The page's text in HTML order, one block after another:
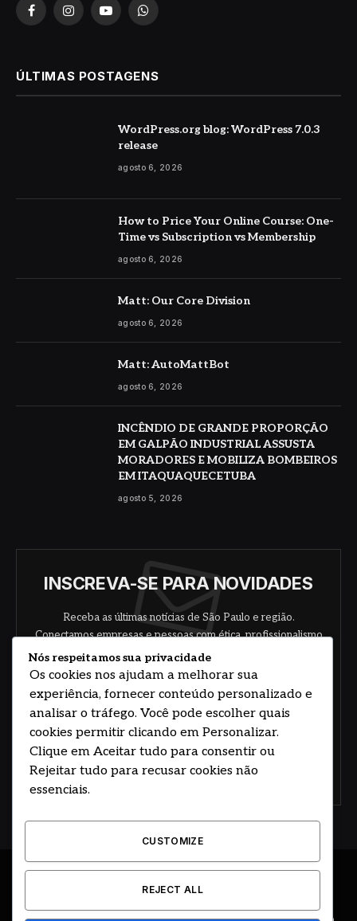
FacebookInstagramYouTubeWhatsApp
ÚLTIMAS POSTAGENS
WordPress.org blog: WordPress 7.0.3
release
agosto 6, 2026
How to Price Your Online Course: One-
Time vs Subscription vs Membership
agosto 6, 2026
Matt: Our Core Division
agosto 6, 2026
Matt: AutoMattBot
agosto 6, 2026
INCÊNDIO DE GRANDE PROPORÇÃO
EM GALPÃO INDUSTRIAL ASSUSTA
MORADORES E MOBILIZA BOMBEIROS
EM ITAQUAQUECETUBA
agosto 5, 2026
INSCREVA-SE PARA NOVIDADES
Receba as últimas notícias de São Paulo e região.
Conectamos empresas e pessoas com ética, profissionalismo
e responsabilidade.
Concorde com nossos termos e acordo de
© 2026 DESENVOLVIDO POR HOSTING PRIME BRASIL
Nós respeitamos sua privacidade
Os cookies nos ajudam a melhorar sua
experiência, fornecer conteúdo personalizado e
analisar o tráfego. Você pode escolher quais
cookies permitir clicando em Personalizar.
Clique em Aceitar tudo para consentir ou
Rejeitar tudo para recusar cookies não
essenciais.
CUSTOMIZE
REJECT ALL